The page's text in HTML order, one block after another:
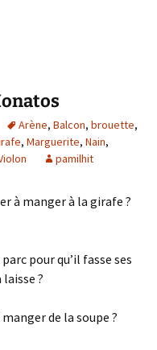
Arène, Balcon, brouette,
, Marguerite, Nain,
pamilhit
à manger à la girafe ?
pour qu’il fasse ses
?
de la soupe ?